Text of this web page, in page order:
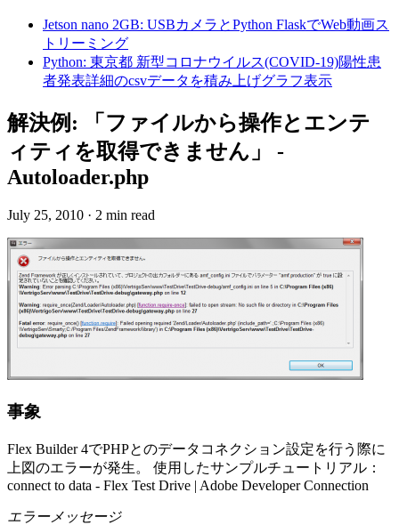
Jetson nano 2GB: USBカメラとPython FlaskでWeb動画ス
トリーミング
Python: 東京都 新型コロナウイルス(COVID-19)陽性患
者発表詳細のcsvデータを積み上げグラフ表示
解決例: 「ファイルから操作とエンテ
ィティを取得できません」 -
Autoloader.php
July 25, 2010 · 2 min read
事象
Flex Builder 4でPHPとのデータコネクション設定を行う際に
上図のエラーが発生。 使用したサンプルチュートリアル：
connect to data - Flex Test Drive | Adobe Developer Connection
エラーメッセージ